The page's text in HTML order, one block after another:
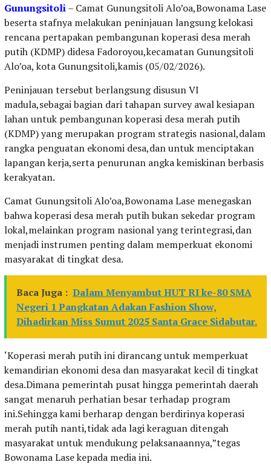
Gunungsitoli– Camat Gunungsitoli Alo’oa,Bowonama Lase
beserta stafnya melakukan peninjauan langsung kelokasi
rencana pertapakan pembangunan koperasi desa merah
putih (KDMP) didesa Fadoroyou,kecamatan Gunungsitoli
Alo’oa, kota Gunungsitoli,kamis (05/02/2026).
Peninjauan tersebut berlangsung disusun VI
madula,sebagai bagian dari tahapan survey awal kesiapan
lahan untuk pembangunan koperasi desa merah putih
(KDMP) yang merupakan program strategis nasional,dalam
rangka penguatan ekonomi desa,dan untuk menciptakan
lapangan kerja,serta penurunan angka kemiskinan berbasis
kerakyatan.
Camat Gunungsitoli Alo’oa,Bowonama Lase menegaskan
bahwa koperasi desa merah putih bukan sekedar program
lokal,melainkan program nasional yang terintegrasi,dan
menjadi instrumen penting dalam memperkuat ekonomi
masyarakat di tingkat desa.
Baca Juga : Dalam Menyambut HUT RI ke-80 SMA
Negeri 1 Pangkatan Adakan Fashion Show,
Dihadirkan Miss Sumut 2025 Santa Grace Sidabutar.
‘Koperasi merah putih ini dirancang untuk memperkuat
kemandirian ekonomi desa dan masyarakat kecil di tingkat
desa.Dimana pemerintah pusat hingga pemerintah daerah
sangat menaruh perhatian besar terhadap program
ini.Sehingga kami berharap dengan berdirinya koperasi
merah putih nanti,tidak ada lagi keraguan ditengah
masyarakat untuk mendukung pelaksanaannya,”tegas
Bowonama Lase kepada media ini.